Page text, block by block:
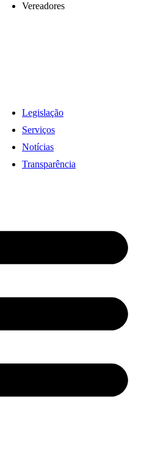
Vereadores
Legislação
Serviços
Notícias
Transparência